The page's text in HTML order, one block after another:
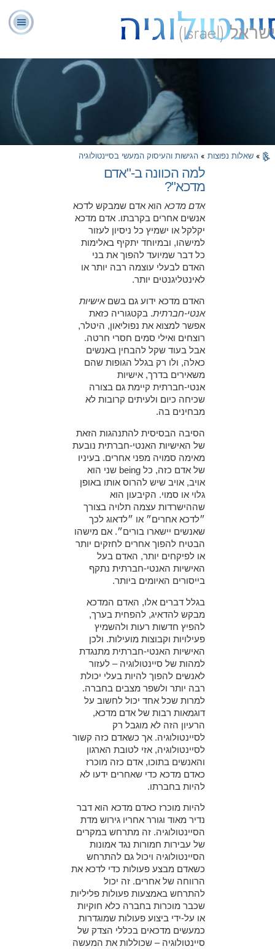
ישראל (Israel)
מהי
סיינטולוגיה?
יועצים
רוחניים
מתנדבים
» שאלות נפוצות » הגישות והעיסוק המעשי בסיינטולוגיה
למה הכוונה ב-"אדם
מדכא"?
אדם מדכא הוא אדם שמבקש לדכא
אנשים אחרים בקרבתו. אדם מדכא
יקלקל או ישמיץ כל ניסיון לעזור
למישהו, ובמיוחד יתקיף באלימות
כל דבר שמיועד להפוך את בני
האדם לבעלי עוצמה רבה יותר או
לאינטליגנטים יותר.
האדם מדכא ידוע גם בשםאישיות
אנטי-חברתית. בקטגוריה כזאת
אפשר למצוא את נפוליאון, היטלר,
רוצחים ואילי סמים חסרי חרטה.
אבל בעוד שקל להבחין באנשים
כאלה, ולו רק בגלל הגופות שהם
משאירים בדרך, אישיות
אנטי-חברתית קיימת גם בצורה
שכיחה כיום ולעיתים קרובות לא
מבחינים בה.
הסיבה הבסיסית להתנהגות הזאת
של האישיות האנטי-חברתית נובעת
מאימה סמויה מפני אחרים. בעיניו
של אדם כזה, כל being שני הוא
אויב, אויב שיש להרוס אותו באופן
גלוי או סמוי. הקיבעון הוא
שההישרדות עצמה תלויה בצורך
״לדכא אחרים״ או ״לדאוג לכך
שאנשים יישארו בורים״. אם מישהו
הבטיח להפוך אחרים לחזקים יותר
או לפיקחים יותר, האדם בעל
האישיות האנטי-חברתית נתקף
בייסורים האיומים ביותר.
בגלל דברים אלו, האדם המדכא
מבקש להדאיג, להפחית בערך,
להפיץ חדשות רעות ולהשמיץ
פעילויות וקבוצות מועילות. ולכן
האישיות האנטי-חברתית מתנגדת
למהות של סיינטולוגיה – לעזור
לאנשים להפוך להיות בעלי יכולת
רבה יותר ולשפר מצבים בחברה.
למרות שכל אחד יכול לחשוב על
דוגמאות רבות של אדם מדכא,
הרעיון הזה לא מוגבל רק
לסיינטולוגיה. אך כשאדם כזה קשור
לסיינטולוגיה, אזי לטובת הארגון
והאנשים בתוכו, אדם כזה מוכרז
כאדם מדכא כדי שאחרים ידעו לא
להיות בחברתו.
להיות מוכרז כאדם מדכא הוא דבר
נדיר מאוד וגורר אחריו גירוש מדת
הסיינטולוגיה. זה מתרחש במקרים
של עבירות חמורות נגד אמונות
הסיינטולוגיה ויכול גם להתרחש
כשאדם מבצע פעולות כדי לדכא את
הרווחה של אחרים. זה יכול
להתרחש באמצעות פעולות פליליות
שכבר מוכרות בחברה כלא חוקיות
או על-ידי ביצוע פעולות שמוגדרות
כמעשים מדכאים בכללי הצדק של
סיינטולוגיה – שכוללות את המעשה